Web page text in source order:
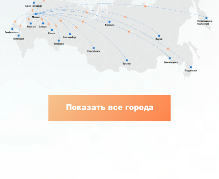
Показать все города